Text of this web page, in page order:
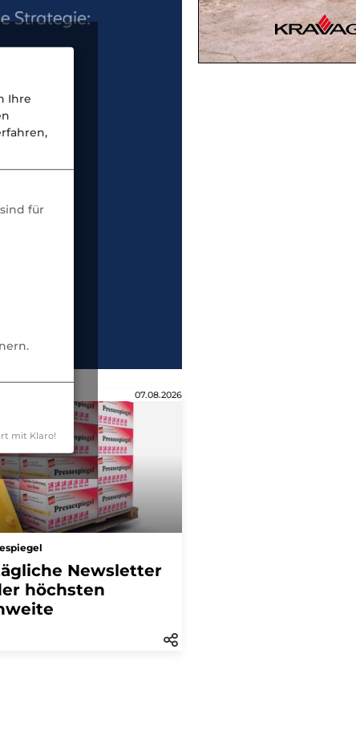
07.08.2026
Newsletter
höchsten
Ihre
für
mit Klaro!